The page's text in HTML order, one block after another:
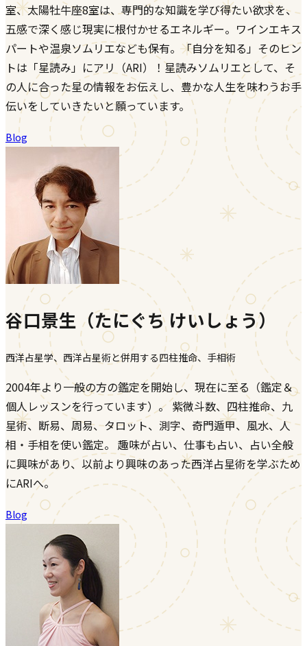
室、太陽牡牛座8室は、専門的な知識を学び得たい欲求を、
五感で深く感じ現実に根付かせるエネルギー。ワインエキス
パートや温泉ソムリエなども保有。「自分を知る」そのヒン
トは「星読み」にアリ（ARI）！星読みソムリエとして、そ
の人に合った星の情報をお伝えし、豊かな人生を味わうお手
伝いをしていきたいと願っています。
Blog
谷口景生（たにぐち けいしょう）
西洋占星学、西洋占星術と併用する四柱推命、手相術
2004年より一般の方の鑑定を開始し、現在に至る（鑑定＆
個人レッスンを行っています）。 紫微斗数、四柱推命、九
星術、断易、周易、タロット、測字、奇門遁甲、風水、人
相・手相を使い鑑定。 趣味が占い、仕事も占い、占い全般
に興味があり、以前より興味のあった西洋占星術を学ぶため
にARIへ。
Blog